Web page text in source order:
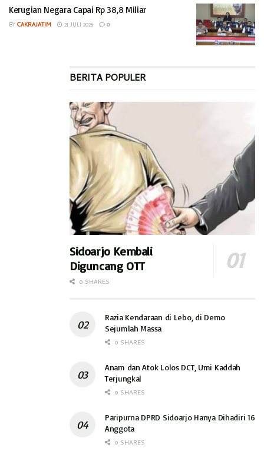
Kerugian Negara Capai Rp 38,8 Miliar
BYCAKRAJATIM 21 JULI 2026 0
BERITA POPULER
Sidoarjo Kembali
Diguncang OTT
0 SHARES
Razia Kendaraan di Lebo, di Demo
Sejumlah Massa
0 SHARES
Anam dan Atok Lolos DCT, Umi Kaddah
Terjungkal
0 SHARES
Paripurna DPRD Sidoarjo Hanya Dihadiri 16
Anggota
0 SHARES